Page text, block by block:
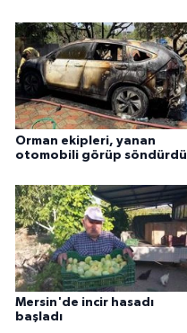
Orman ekipleri, yanan
otomobili görüp söndürdü
Mersin'de incir hasadı
başladı